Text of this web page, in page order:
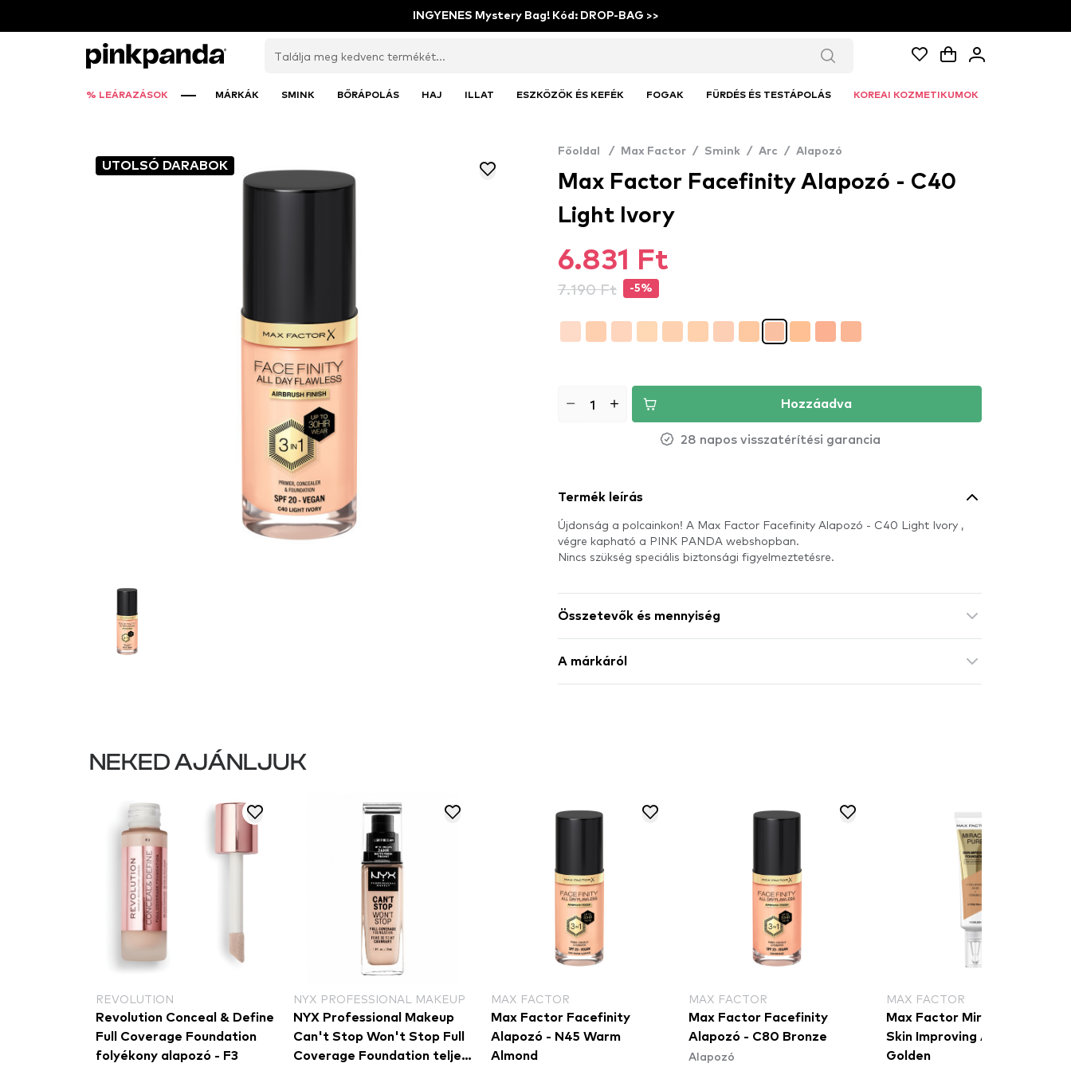
INGYENES Mystery Bag! Kód: DROP-BAG >>
% LEÁRAZÁSOK MÁRKÁK SMINK BŐRÁPOLÁS HAJ ILLAT ESZKÖZÖK ÉS KEFÉK FOGAK FÜRDÉS ÉS TESTÁPOLÁS KOREAI KOZMETIKUMOK
UTOLSÓ DARABOK
Főoldal / Max Factor / Smink / Arc / Alapozó
Max Factor Facefinity Alapozó - C40
Light Ivory
6.831 Ft
7.190 Ft -5%
Hozzáadva
28 napos visszatérítési garancia
Termék leírás
Újdonság a polcainkon! A Max Factor Facefinity Alapozó - C40 Light Ivory ,
végre kapható a PINK PANDA webshopban.
Nincs szükség speciális biztonsági figyelmeztetésre.
Összetevők és mennyiség
A márkáról
NEKED AJÁNLJUK
REVOLUTION
Revolution Conceal & Define
Full Coverage Foundation
folyékony alapozó - F3
NYX PROFESSIONAL MAKEUP
NYX Professional Makeup
Can't Stop Won't Stop Full
Coverage Foundation teljes
MAX FACTOR
Max Factor Facefinity
Alapozó - N45 Warm
Almond
MAX FACTOR
Max Factor Facefinity
Alapozó - C80 Bronze
Alapozó
MAX FACTOR
Max Factor Miracle Pure
Skin Improving Alapozó - 75
Golden